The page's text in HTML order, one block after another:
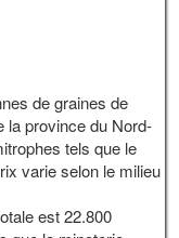
de graines de
la province du Nord-
tels que le
varie selon le milieu
est 22.800